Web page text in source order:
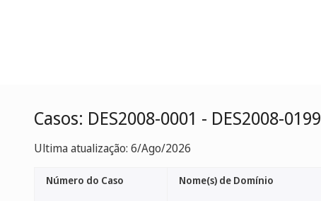
Casos: DES2008-0001 - DES2008-0199
Ultima atualização: 6/Ago/2026
Número do Caso Nome(s) de Domínio